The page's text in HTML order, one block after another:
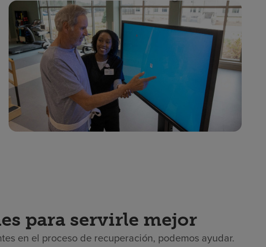
para servirle mejor
en el proceso de recuperación, podemos ayudar.